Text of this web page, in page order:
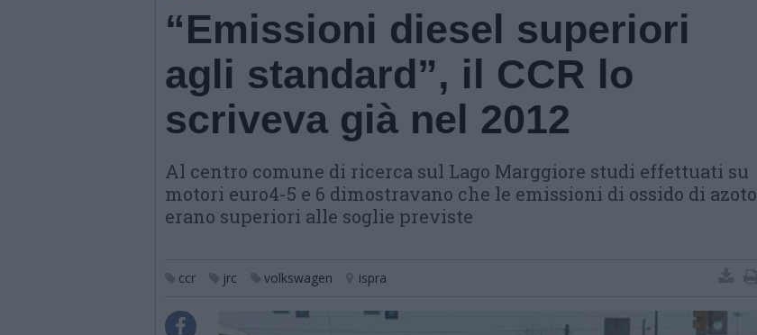
“Emissioni diesel superiori
agli standard”, il CCR lo
scriveva già nel 2012
Al centro comune di ricerca sul Lago Marggiore studi effettuati su
motori euro4-5 e 6 dimostravano che le emissioni di ossido di azoto
erano superiori alle soglie previste
ccr jrc volkswagen ispra